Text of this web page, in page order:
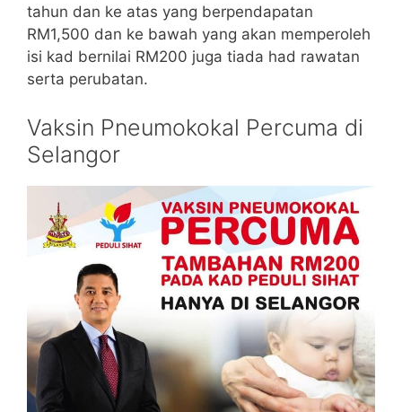
tahun dan ke atas yang berpendapatan
RM1,500 dan ke bawah yang akan memperoleh
isi kad bernilai RM200 juga tiada had rawatan
serta perubatan.
Vaksin Pneumokokal Percuma di
Selangor